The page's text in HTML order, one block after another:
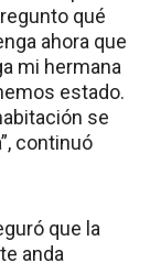
qué
ahora que
mi hermana
estado.
se
continuó
que la
anda